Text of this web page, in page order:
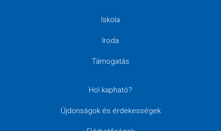
Iskola
Iroda
Támogatás
Hol kapható?
Újdonságok és érdekességek